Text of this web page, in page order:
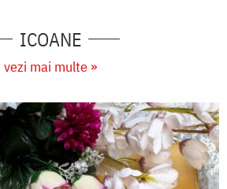
ICOANE
vezi mai multe »